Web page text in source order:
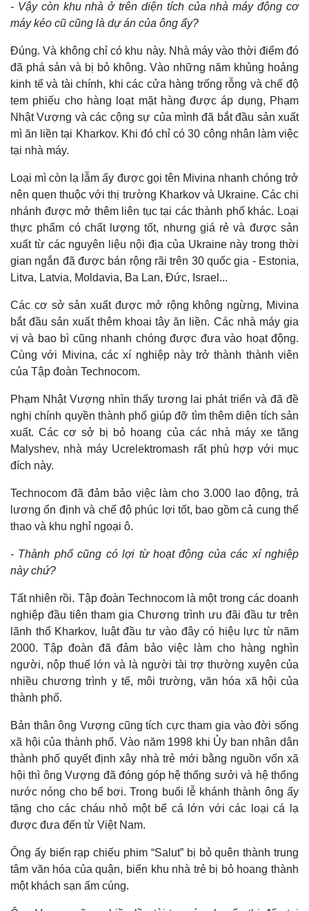
Kinh tế
Bất động sản
Khởi nghiệp
Giá vàng
Chứng khoán
Giá cà phê
- Vậy còn khu nhà ở trên diện tích của nhà máy động cơ
máy kéo cũ cũng là dự án của ông ấy?
Đúng. Và không chỉ có khu này. Nhà máy vào thời điểm đó
đã phá sản và bị bỏ không. Vào những năm khủng hoảng
kinh tế và tài chính, khi các cửa hàng trống rỗng và chế độ
tem phiếu cho hàng loạt mặt hàng được áp dụng, Phạm
Nhật Vượng và các cộng sự của mình đã bắt đầu sản xuất
mì ăn liền tại Kharkov. Khi đó chỉ có 30 công nhân làm việc
tại nhà máy.
Loại mì còn lạ lẫm ấy được gọi tên Mivina nhanh chóng trở
nên quen thuộc với thị trường Kharkov và Ukraine. Các chi
nhánh được mở thêm liên tục tại các thành phố khác. Loại
thực phẩm có chất lượng tốt, nhưng giá rẻ và được sản
xuất từ các nguyên liệu nội địa của Ukraine này trong thời
gian ngắn đã được bán rộng rãi trên 30 quốc gia - Estonia,
Litva, Latvia, Moldavia, Ba Lan, Đức, Israel...
Các cơ sở sản xuất được mở rộng không ngừng, Mivina
bắt đầu sản xuất thêm khoai tây ăn liền. Các nhà máy gia
vị và bao bì cũng nhanh chóng được đưa vào hoạt động.
Cùng với Mivina, các xí nghiệp này trở thành thành viên
của Tập đoàn Technocom.
Phạm Nhật Vượng nhìn thấy tương lai phát triển và đã đề
nghị chính quyền thành phố giúp đỡ tìm thêm diện tích sản
xuất. Các cơ sở bị bỏ hoang của các nhà máy xe tăng
Malyshev, nhà máy Ucrelektromash rất phù hợp với mục
đích này.
Technocom đã đảm bảo việc làm cho 3.000 lao động, trả
lương ổn định và chế độ phúc lợi tốt, bao gồm cả cung thể
thao và khu nghỉ ngoại ô.
- Thành phố cũng có lợi từ hoạt động của các xí nghiệp
này chứ?
Tất nhiên rồi. Tập đoàn Technocom là một trong các doanh
nghiệp đầu tiên tham gia Chương trình ưu đãi đầu tư trên
lãnh thổ Kharkov, luật đầu tư vào đây có hiệu lực từ năm
2000. Tập đoàn đã đảm bảo việc làm cho hàng nghìn
người, nộp thuế lớn và là người tài trợ thường xuyên của
nhiều chương trình y tế, môi trường, văn hóa xã hội của
thành phố.
Bản thân ông Vượng cũng tích cực tham gia vào đời sống
xã hội của thành phố. Vào năm 1998 khi Ủy ban nhân dân
thành phố quyết định xây nhà trẻ mới bằng nguồn vốn xã
hội thì ông Vượng đã đóng góp hệ thống sưởi và hệ thống
nước nóng cho bể bơi. Trong buổi lễ khánh thành ông ấy
tặng cho các cháu nhỏ một bể cá lớn với các loại cá lạ
được đưa đến từ Việt Nam.
Ông ấy biến rạp chiếu phim “Salut” bị bỏ quên thành trung
tâm văn hóa của quận, biến khu nhà trẻ bị bỏ hoang thành
một khách sạn ấm cúng.